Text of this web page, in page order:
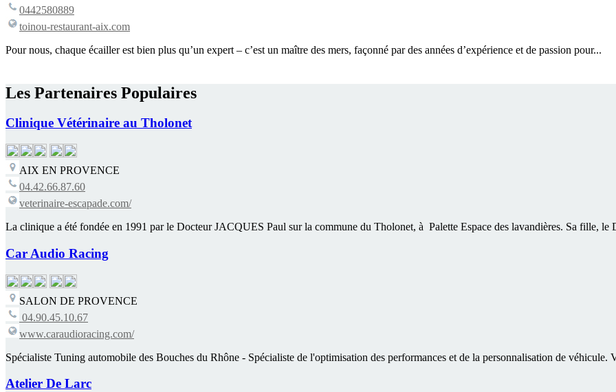
0442580889
toinou-restaurant-aix.com
Pour nous, chaque écailler est bien plus qu’un expert – c’est un maître des mers, façonné par des années d’expérience et de passion pour...
Les Partenaires Populaires
Clinique Vétérinaire au Tholonet
AIX EN PROVENCE
04.42.66.87.60
veterinaire-escapade.com/
La clinique a été fondée en 1991 par le Docteur JACQUES Paul sur la commune du Tholonet, à Palette Espace des lavandières. Sa fille, le
Car Audio Racing
SALON DE PROVENCE
04.90.45.10.67
www.caraudioracing.com/
Spécialiste Tuning automobile des Bouches du Rhône - Spécialiste de l'optimisation des performances et de la personnalisation de véhicule.
Atelier De Larc